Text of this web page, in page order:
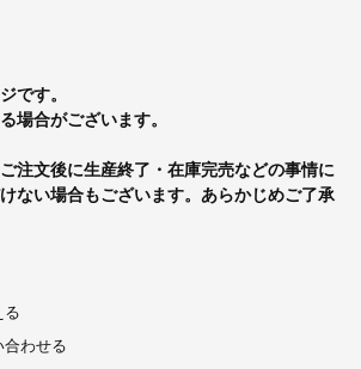
です。
場合がございます。
注文後に生産終了・在庫完売などの事情に
ない場合もございます。あらかじめご了承
る
合わせる